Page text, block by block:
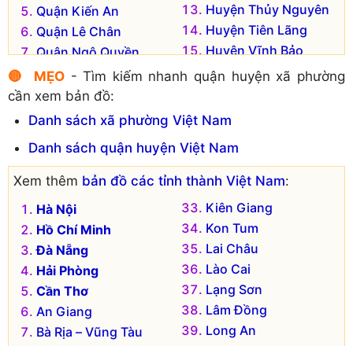
Quận Kiến An
Quận Lê Chân
Quận Ngô Quyền
Huyện An Dương
Huyện Thủy Nguyên
Huyện Tiên Lãng
Huyện Vĩnh Bảo
🔴 MẸO- Tìm kiếm nhanh quận huyện xã phường
cần xem bản đồ:
Danh sách xã phường Việt Nam
Danh sách quận huyện Việt Nam
Xem thêm bản đồ các tỉnh thành Việt Nam:
Hà Nội
Hồ Chí Minh
Đà Nẵng
Hải Phòng
Cần Thơ
An Giang
Bà Rịa – Vũng Tàu
Kiên Giang
Kon Tum
Lai Châu
Lào Cai
Lạng Sơn
Lâm Đồng
Long An